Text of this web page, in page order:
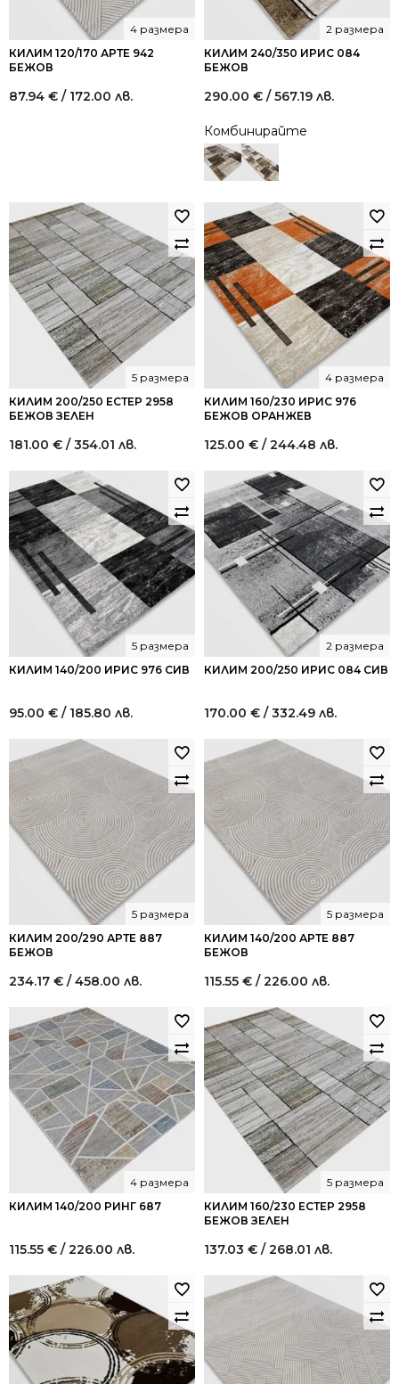
КИЛИМ 120/170 АРТЕ 942
БЕЖОВ
4 размера
87.94 € / 172.00 лв.
КИЛИМ 240/350 ИРИС 084
БЕЖОВ
2 размера
290.00 € / 567.19 лв.
Комбинирайте
КИЛИМ 200/250 ЕСТЕР 2958
БЕЖОВ ЗЕЛЕН
5 размера
181.00 € / 354.01 лв.
КИЛИМ 160/230 ИРИС 976
БЕЖОВ ОРАНЖЕВ
4 размера
125.00 € / 244.48 лв.
КИЛИМ 140/200 ИРИС 976 СИВ
5 размера
95.00 € / 185.80 лв.
КИЛИМ 200/250 ИРИС 084 СИВ
2 размера
170.00 € / 332.49 лв.
КИЛИМ 200/290 АРТЕ 887
БЕЖОВ
5 размера
234.17 € / 458.00 лв.
КИЛИМ 140/200 АРТЕ 887
БЕЖОВ
5 размера
115.55 € / 226.00 лв.
КИЛИМ 140/200 РИНГ 687
4 размера
115.55 € / 226.00 лв.
КИЛИМ 160/230 ЕСТЕР 2958
БЕЖОВ ЗЕЛЕН
5 размера
137.03 € / 268.01 лв.